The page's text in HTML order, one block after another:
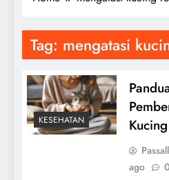
Tag: mengatasi
KESEHATAN
Kucing
ago
0